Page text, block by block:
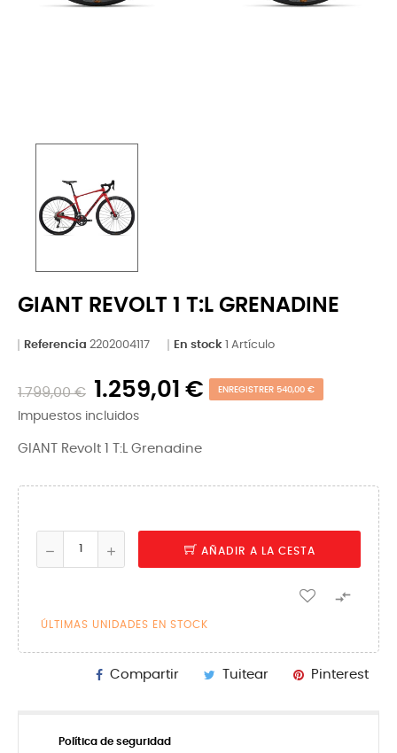
GIANT REVOLT 1 T:L GRENADINE
Referencia 2202004117 En stock 1 Artículo
1.799,00 € 1.259,01 € ENREGISTRER 540,00 €
Impuestos incluidos
GIANT Revolt 1 T:L Grenadine
AÑADIR A LA CESTA

ÚLTIMAS UNIDADES EN STOCK
Compartir Tuitear Pinterest
Política de seguridad